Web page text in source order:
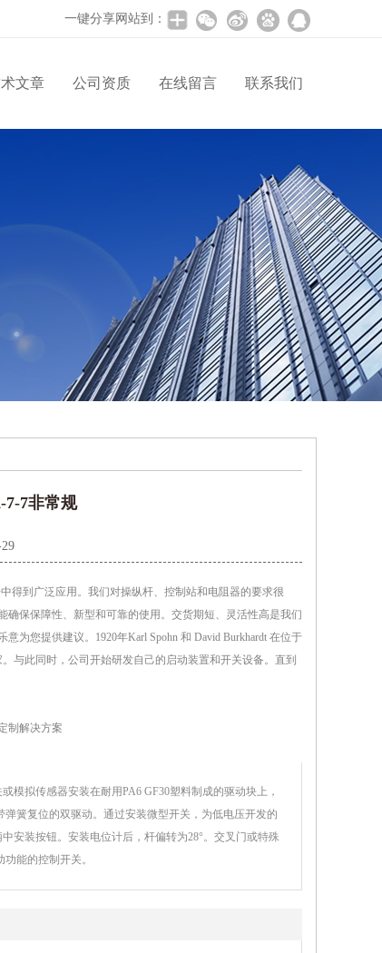
一键分享网站到：
文章 公司资质 在线留言 联系我们
7-7非常规
得到广泛应用。我们对操纵杆、控制站和电阻器的要求很
保保障性、新型和可靠的使用。交货期短、灵活性高是我们
为您提供建议。1920年Karl Spohn 和 David Burkhardt 在位于
与此同时，公司开始研发自己的启动装置和开关设备。直到
制解决方案
模拟传感器安装在耐用PA6 GF30塑料制成的驱动块上，
簧复位的双驱动。通过安装微型开关，为低电压开发的
安装按钮。安装电位计后，杆偏转为28°。交叉门或特殊
能的控制开关。